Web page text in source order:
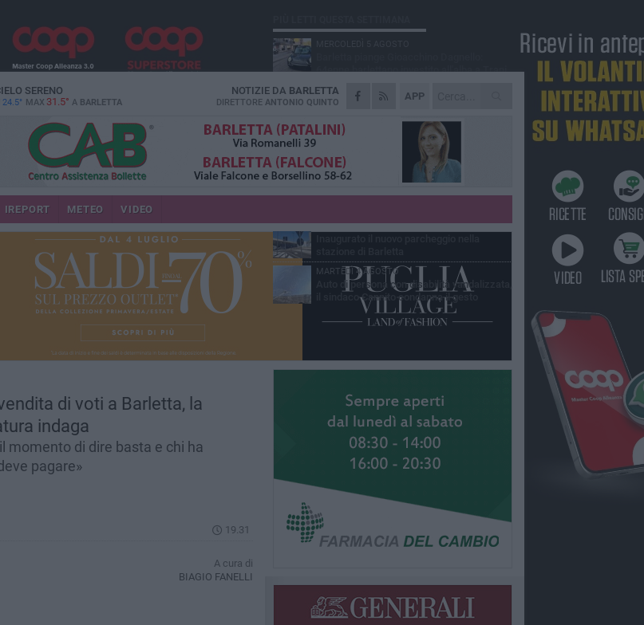
SERENO
24.5° MAX 31.5° A BARLETTA
APP
NOTIZIE DA BARLETTA
DIRETTORE ANTONIO QUINTO
IREPORT METEO VIDEO
di voti a Barletta, la
indaga
il momento di dire basta e chi ha
pagare»
19.31
A cura di
BIAGIO FANELLI
64enne barlettano investito all'alba a Trani
GIOVEDÌ 6 AGOSTO
Il ricordo di "Cecco", il benzinaio col
separavano dalla pensione»
MERCOLEDÌ 5 AGOSTO
Jova Summer Party, giovedì mattina
sopralluogo nell'area dell'evento
DOMENICA 2 AGOSTO
Beni confiscati alla mafia. Nasce il servizio
VENERDÌ 31 LUGLIO
MARTEDÌ 4 AGOSTO
Auto di persona con disabilità vandalizzata,
il sindaco Cannito condanna il gesto